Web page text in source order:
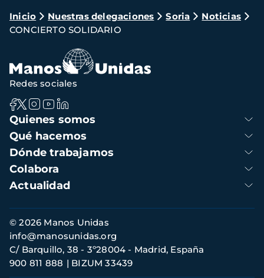
Ruta
de
navegación
Inicio Nuestras delegaciones Soria
Noticias
CONCIERTO SOLIDARIO
Navegación
principal
Quienes somos
Qué hacemos
Dónde trabajamos
Colabora
Actualidad
Redes sociales
Información
de
contacto
© 2026 Manos Unidas
C/ Barquillo, 38 - 3º28004 - Madrid, España
900 811 888
BIZUM 33439
info@manosunidas.org